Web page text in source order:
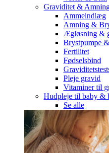
Graviditet &
Ammeindlæg
Amning &
Ægløsning &
Brystpumpe
Fertilitet
Fødselsbind
Pleje gravid
Vitaminer til
Hudpleje til baby &
Se alle